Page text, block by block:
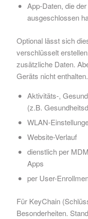
App-Daten, die
ausgeschlossen
Optional lässt sich
verschlüsselt
zusätzliche Daten.
Geräts nicht
Aktivitäts-,
(z.B.
WLAN-
Website-Verlauf
dienstlich per
Apps
per User-
Für KeyChain
Besonderheiten.